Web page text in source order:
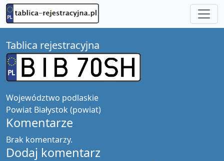
Tablica rejestracyjna
Województwo podlaskie
Powiat Białystok (powiat)
Komentarze
Brak komentarzy.
Dodaj komentarz